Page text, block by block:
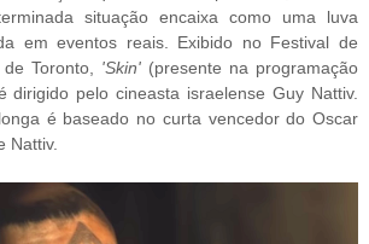
situação encaixa como uma luva
em eventos reais. Exibido no Festival de
Toronto, 'Skin' (presente na programação
dirigido pelo cineasta israelense Guy Nattiv.
é baseado no curta vencedor do Oscar
Nattiv.